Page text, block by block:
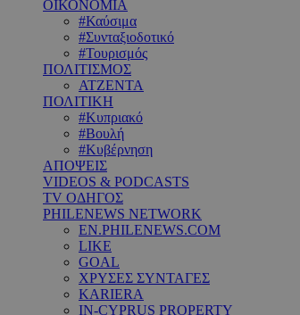
ΟΙΚΟΝΟΜΙΑ
#Καύσιμα
#Συνταξιοδοτικό
#Τουρισμός
ΠΟΛΙΤΙΣΜΟΣ
ΑΤΖΕΝΤΑ
ΠΟΛΙΤΙΚΗ
#Κυπριακό
#Βουλή
#Κυβέρνηση
ΑΠΟΨΕΙΣ
VIDEOS & PODCASTS
TV ΟΔΗΓΟΣ
PHILENEWS NETWORK
EN.PHILENEWS.COM
LIKE
GOAL
ΧΡΥΣΕΣ ΣΥΝΤΑΓΕΣ
KARIERA
IN-CYPRUS PROPERTY